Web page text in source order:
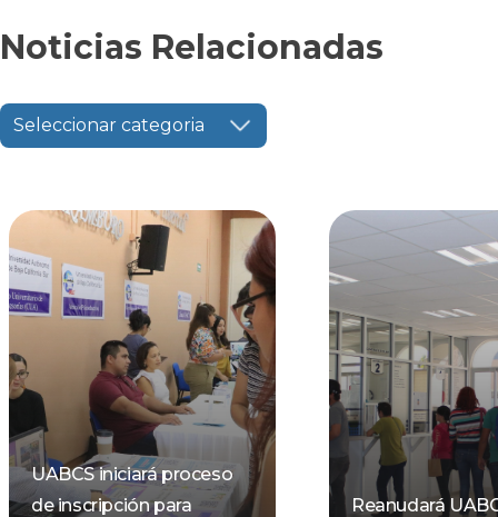
Noticias Relacionadas
Seleccionar categoria
UABCS iniciará proceso
de inscripción para
Reanudará